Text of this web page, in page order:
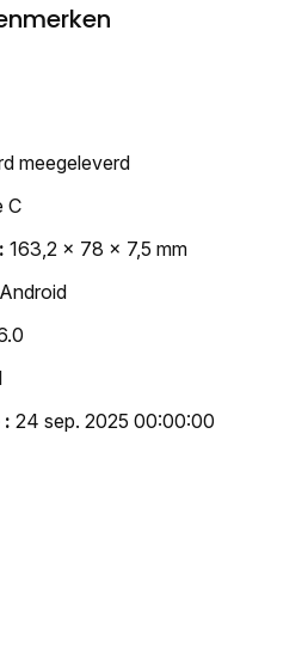
meegeleverd
C
163,2 x 78 x 7,5 mm
Android
24 sep. 2025 00:00:00